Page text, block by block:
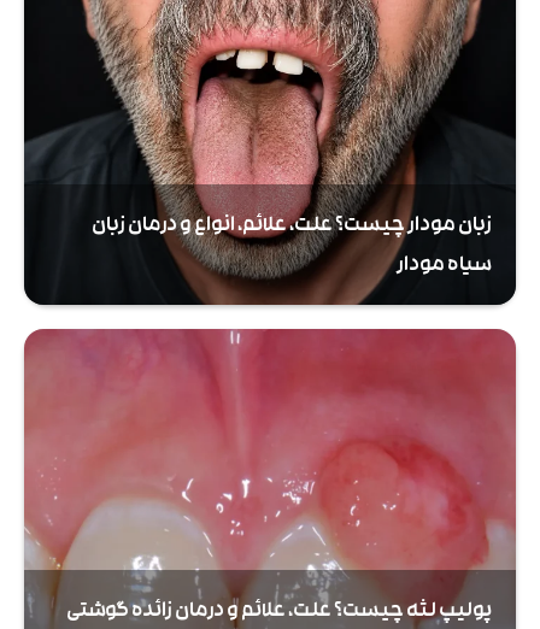
زبان مودار چیست؟ علت، علائم، انواع و درمان زبان
سیاه مودار
پولیپ لثه چیست؟ علت، علائم و درمان زائده گوشتی